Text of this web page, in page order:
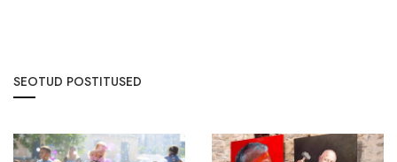
SEOTUD POSTITUSED